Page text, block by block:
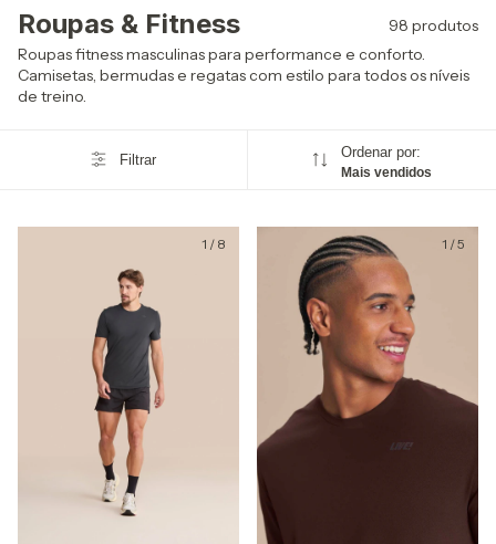
Roupas & Fitness
98 produtos
Roupas fitness masculinas para performance e conforto.
Camisetas, bermudas e regatas com estilo para todos os níveis
de treino.
Filtrar Ordenar por:
Mais vendidos
1 / 8 1 /5